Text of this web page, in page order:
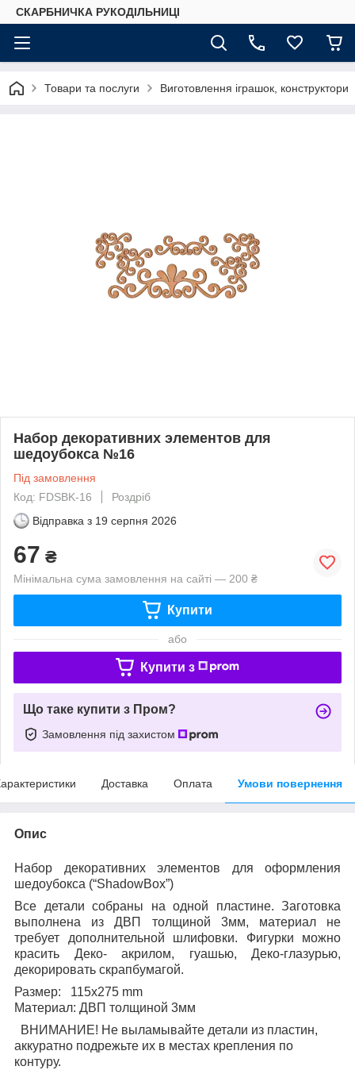
СКАРБНИЧКА РУКОДІЛЬНИЦІ
Товари та послуги Виготовлення іграшок, конструктори
Набор декоративних элементов для
шедоубокса №16
Під замовлення
Код: FDSBK-16
Роздріб
Відправка з 19 серпня 2026
67 ₴
Мінімальна сума замовлення на сайті — 200 ₴
Купити
або
Купити з
Що таке купити з Пром?
Замовлення під захистом
Доставка Оплата Умови повернення
Опис
Набор декоративних элементов для оформления
шедоубокса (“ShadowBox”)
Все детали собраны на одной пластине. Заготовка
выполнена из ДВП толщиной 3мм, материал не
требует дополнительной шлифовки. Фигурки можно
красить Деко- акрилом, гуашью, Деко-глазурью,
декорировать скрапбумагой.
Размер: 115x275 mm
Материал: ДВП толщиной 3мм
ВНИМАНИЕ! Не выламывайте детали из пластин,
аккуратно подрежьте их в местах крепления по
контуру.